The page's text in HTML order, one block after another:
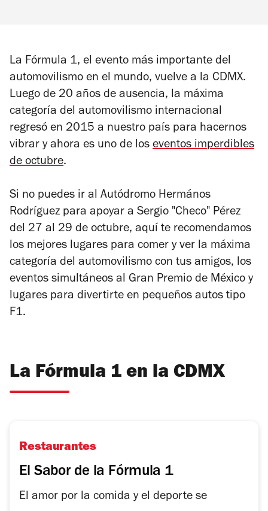
La Fórmula 1, el evento más importante del
automovilismo en el mundo, vuelve a la CDMX.
Luego de 20 años de ausencia, la máxima
categoría del automovilismo internacional
regresó en 2015 a nuestro país para hacernos
vibrar y ahora es uno de los eventos imperdibles
de octubre.
Si no puedes ir al Autódromo Hermános
Rodríguez para apoyar a Sergio "Checo" Pérez
del 27 al 29 de octubre, aquí te recomendamos
los mejores lugares para comer y ver la máxima
categoría del automovilismo con tus amigos, los
eventos simultáneos al Gran Premio de México y
lugares para divertirte en pequeños autos tipo
F1.
La Fórmula 1 en la CDMX
Restaurantes
El Sabor de la Fórmula 1
El amor por la comida y el deporte se